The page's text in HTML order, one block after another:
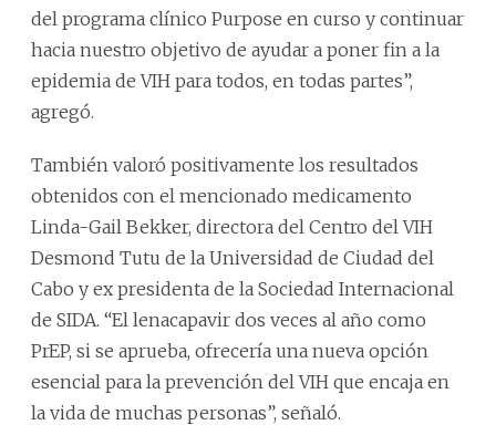
del programa clínico Purpose en curso y continuar
hacia nuestro objetivo de ayudar a poner fin a la
epidemia de VIH para todos, en todas partes”,
agregó.
También valoró positivamente los resultados
obtenidos con el mencionado medicamento
Linda-Gail Bekker, directora del Centro del VIH
Desmond Tutu de la Universidad de Ciudad del
Cabo y ex presidenta de la Sociedad Internacional
de SIDA. “El lenacapavir dos veces al año como
PrEP, si se aprueba, ofrecería una nueva opción
esencial para la prevención del VIH que encaja en
la vida de muchas personas”, señaló.